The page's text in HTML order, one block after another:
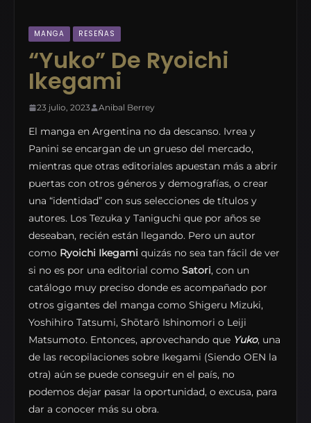
MANGA RESEÑAS
“Yuko” De Ryoichi
Ikegami
23 julio, 2023 Anibal Berrey
El manga en Argentina no da descanso. Ivrea y
Panini se encargan de un grueso del mercado,
mientras que otras editoriales apuestan más a abrir
puertas con otros géneros y demografías, o crear
una “identidad” con sus selecciones de títulos y
autores. Los Tezuka y Taniguchi que por años se
deseaban, recién están llegando. Pero un autor
como Ryoichi Ikegami quizás no sea tan fácil de ver
si no es por una editorial como Satori, con un
catálogo muy preciso donde es acompañado por
otros gigantes del manga como Shigeru Mizuki,
Yoshihiro Tatsumi, Shōtarō Ishinomori o Leiji
Matsumoto. Entonces, aprovechando que Yuko, una
de las recopilaciones sobre Ikegami (Siendo OEN la
otra) aún se puede conseguir en el país, no
podemos dejar pasar la oportunidad, o excusa, para
dar a conocer más su obra.